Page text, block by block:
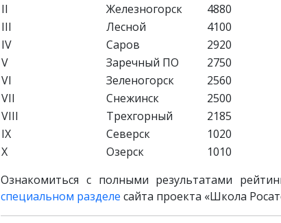
II
Железногорск
4880
III
Лесной
4100
IV
Саров
2920
V
Заречный ПО
2750
VI
Зеленогорск
2560
VII
Снежинск
2500
VIII
Трехгорный
2185
IX
Северск
1020
X
Озерск
1010
Ознакомиться с полными результатами
специальном разделе сайта проекта «Школа